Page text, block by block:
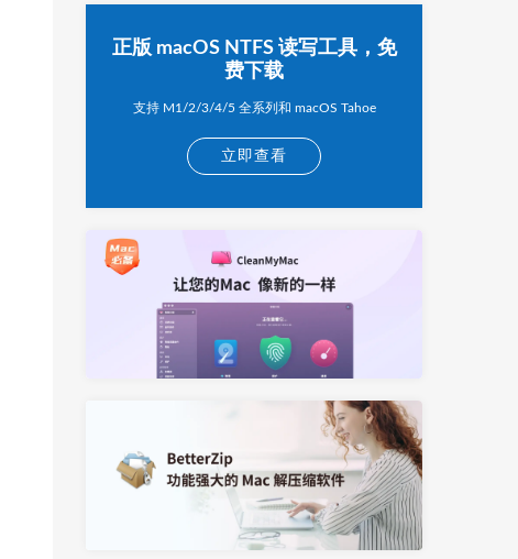
正版 macOS NTFS 读写工具，免
费下载
支持 M1/2/3/4/5 全系列和 macOS Tahoe
立即查看